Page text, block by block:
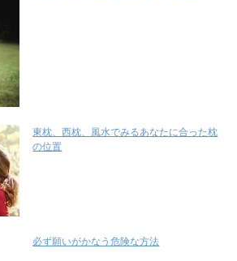
東枕、西枕、風水でみるあなたに合った枕
の位置
必ず願いがかなう危険な方法